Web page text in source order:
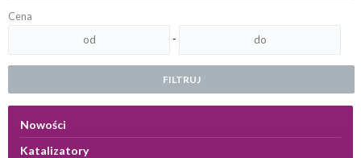
Cena
-
FILTRUJ
Nowości
Katalizatory